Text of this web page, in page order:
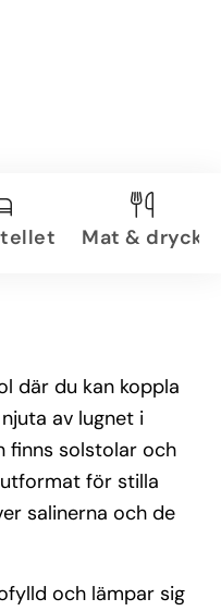
Mat & dryck
där du kan koppla
av lugnet i
finns solstolar och
för stilla
salinerna och de
och lämpar sig